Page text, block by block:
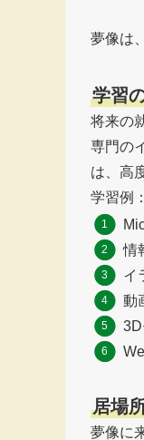
夢像は
学習
将来の
専門の
は、高
学習例：
情
イ
動
居場
夢像に